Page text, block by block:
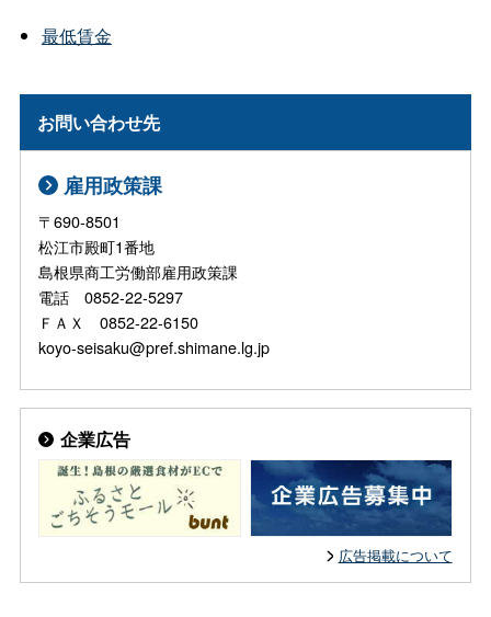
最低賃金
お問い合わせ先
雇用政策課
〒690-8501
松江市殿町1番地
島根県商工労働部雇用政策課
電話 0852-22-5297
ＦＡＸ 0852-22-6150
koyo-seisaku@pref.shimane.lg.jp
企業広告
広告掲載について